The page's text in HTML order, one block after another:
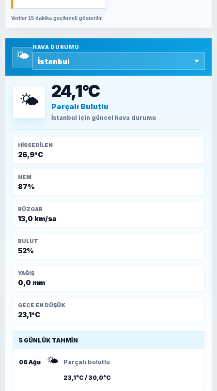
SAVAŞ ŞAHİN
SEYFULLAH ÇİÇEK
TEOMAN ALPASLAN
Kütahya-Eskişehir Muharebeleri (10-24
Veriler 15 dakika geçikmeli gösterilir.
🌤️
HAVA DURUMU
🌤️ 24,1°C
Parçalı Bulutlu
İstanbul için güncel hava durumu
HISSEDILEN
26,9°C
NEM
87%
RÜZGAR
13,0 km/sa
BULUT
52%
YAĞIŞ
0,0 mm
GECE EN DÜŞÜK
23,1°C
5 GÜNLÜK TAHMIN
06 Ağu 🌤️ Parçalı bulutlu
23,1°C / 30,0°C